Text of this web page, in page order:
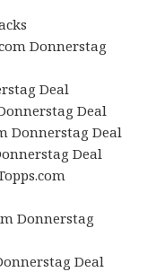
Donnerstag
Deal
Deal
Donnerstag Deal
Deal
Donnerstag
Deal